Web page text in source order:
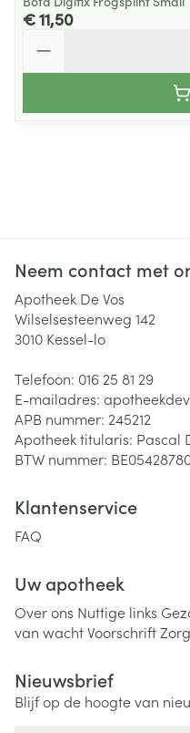
€ 11,50
Neem contact met
Apotheek De Vos
Wilselsesteenweg 142
3010 Kessel-lo
Telefoon: 016 25 81 29
E-mailadres:
APB nummer: 245212
Apotheek titularis: Pascal
BTW nummer:
Klantenservice
FAQ
Uw apotheek
Over ons Nuttige links
van wachtVoorschrift
Nieuwsbrief
Blijf op de hoogte van